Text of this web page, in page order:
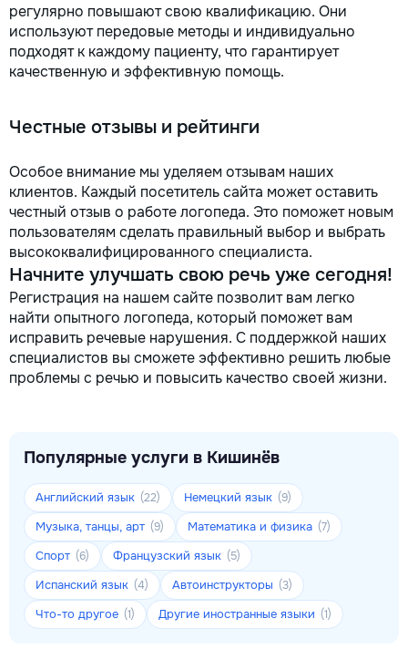
регулярно повышают свою квалификацию. Они
используют передовые методы и индивидуально
подходят к каждому пациенту, что гарантирует
качественную и эффективную помощь.
Честные отзывы и рейтинги
Особое внимание мы уделяем отзывам наших
клиентов. Каждый посетитель сайта может оставить
честный отзыв о работе логопеда. Это поможет новым
пользователям сделать правильный выбор и выбрать
высококвалифицированного специалиста.
Начните улучшать свою речь уже сегодня!
Регистрация на нашем сайте позволит вам легко
найти опытного логопеда, который поможет вам
исправить речевые нарушения. С поддержкой наших
специалистов вы сможете эффективно решить любые
проблемы с речью и повысить качество своей жизни.
Популярные услуги в Кишинёв
Английский язык (22) Немецкий язык (9)
Музыка, танцы, арт (9) Математика и физика (7)
Спорт (6) Французский язык (5)
Испанский язык (4) Автоинструкторы (3)
Что-то другое (1) Другие иностранные языки (1)